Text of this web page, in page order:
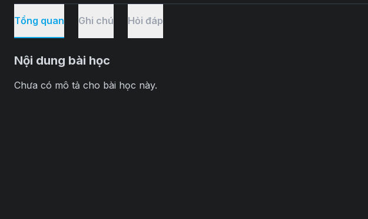
Tổng quan Ghi chú Hỏi đáp
Nội dung bài học
Chưa có mô tả cho bài học này.